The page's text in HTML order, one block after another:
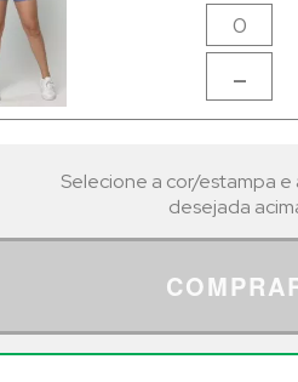
-
Selecione a cor/estampa
desejada